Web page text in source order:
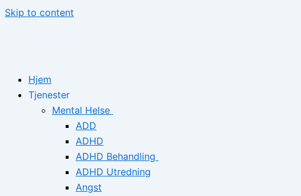
Skip to content
Hjem
Tjenester
Mental Helse
ADD
ADHD
ADHD Behandling
ADHD Utredning
Angst